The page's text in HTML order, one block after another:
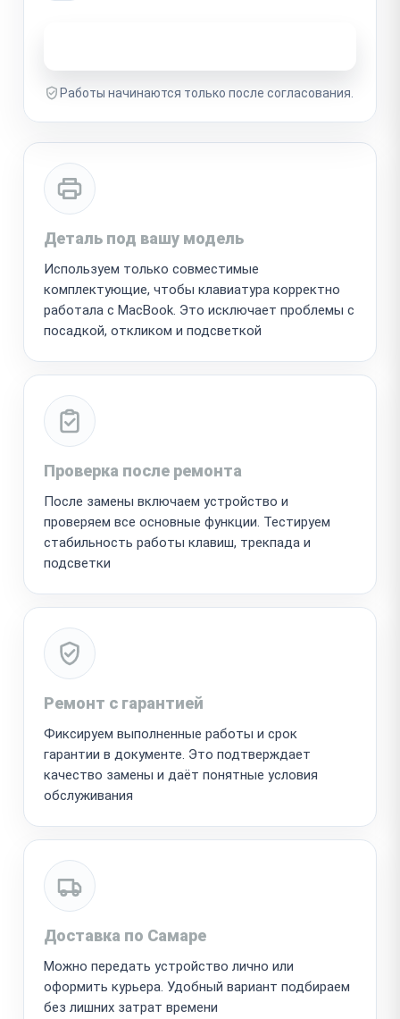
Работы начинаются только после согласования.
Деталь под вашу модель
Используем только совместимые
комплектующие, чтобы клавиатура корректно
работала с MacBook. Это исключает проблемы с
посадкой, откликом и подсветкой
Проверка после ремонта
После замены включаем устройство и
проверяем все основные функции. Тестируем
стабильность работы клавиш, трекпада и
подсветки
Ремонт с гарантией
Фиксируем выполненные работы и срок
гарантии в документе. Это подтверждает
качество замены и даёт понятные условия
обслуживания
Доставка по Самаре
Можно передать устройство лично или
оформить курьера. Удобный вариант подбираем
без лишних затрат времени